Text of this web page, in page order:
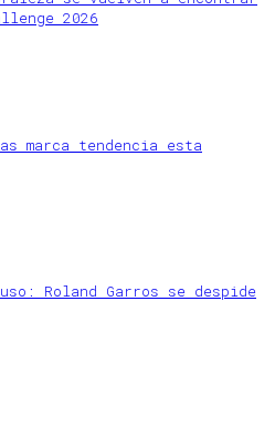
2026
marca tendencia esta
Roland Garros se despide